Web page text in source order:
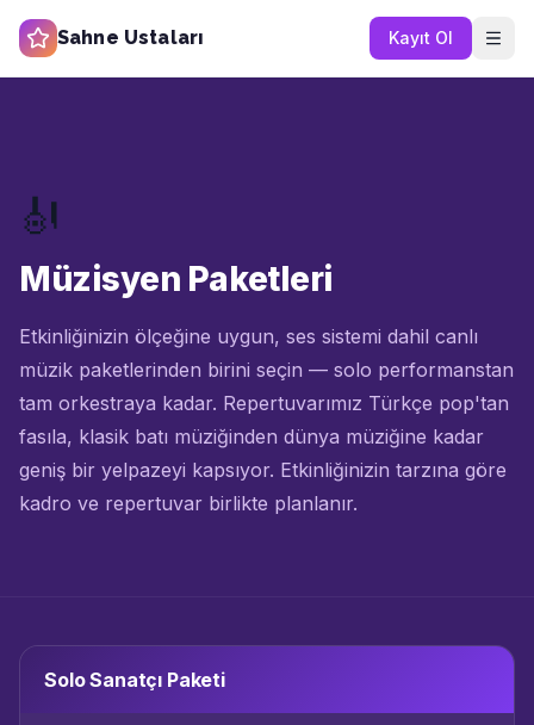
Sahne Ustaları Kayıt Ol
🎻
Müzisyen Paketleri
Etkinliğinizin ölçeğine uygun, ses sistemi dahil canlı
müzik paketlerinden birini seçin — solo performanstan
tam orkestraya kadar. Repertuvarımız Türkçe pop'tan
fasıla, klasik batı müziğinden dünya müziğine kadar
geniş bir yelpazeyi kapsıyor. Etkinliğinizin tarzına göre
kadro ve repertuvar birlikte planlanır.
Solo Sanatçı Paketi